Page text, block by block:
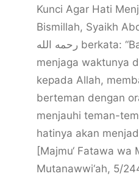
Kunci Agar Hati
Bismillah, Syaikh
رحمه الله berkata: “Barang siapa yang
menjaga waktunya
kepada Allah,
berteman dengan
menjauhi teman-
hatinya akan
[Majmu‘ Fatawa wa
Mutanawwi‘ah, 5/